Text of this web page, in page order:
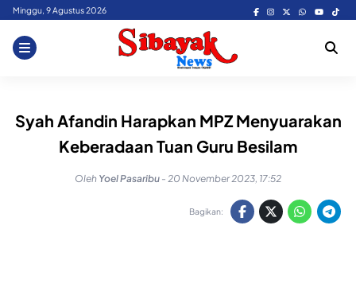
Skip
content
Minggu, 9 Agustus 2026
Syah Afandin Harapkan MPZ Menyuarakan
Keberadaan Tuan Guru Besilam
Oleh Yoel Pasaribu - 20 November 2023, 17:52
Bagikan: